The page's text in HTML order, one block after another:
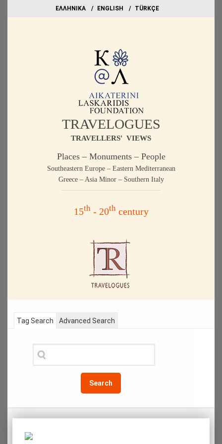
EΛΛΗΝΙΚΑ ΕΝGLISH TÜRKÇE
TRAVELOGUES
TRAVELLERS' VIEWS
Places – Monuments – People
Southeastern Europe – Eastern Mediterranean
Greece – Asia Minor – Southern Italy
15th- 20thcentury
Tag Search
Search
Advanced Search